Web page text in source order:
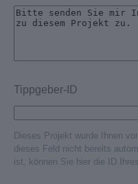
Tippgeber-ID
Dieses Projekt wurde Ihnen
dieses Feld nicht bereits
ist, können Sie hier die ID